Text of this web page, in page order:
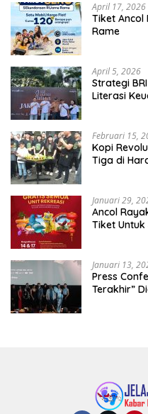
April 17, 2026
Tiket Ancol
Rame
April 5, 2026
​Strategi
Literasi
Februari 15,
Kopi
Tiga di
Januari 29,
Ancol
Tiket
Januari 13,
Press
Terakhir”